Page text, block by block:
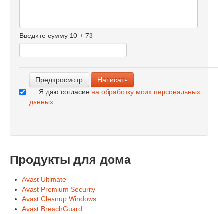
-
-
-
Введите сумму 10 + 73
Я даю согласие на обработку моих персональных
данных
Продукты для дома
Avast Ultimate
Avast Premium Security
Avast Cleanup Windows
Avast BreachGuard